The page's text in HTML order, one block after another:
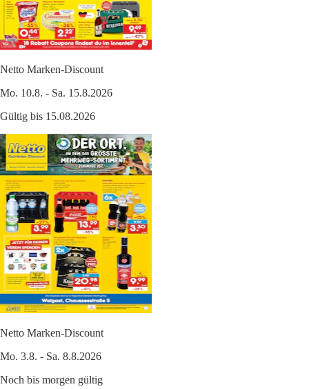
Netto Marken-Discount
Mo. 10.8. - Sa. 15.8.2026
Gültig bis 15.08.2026
Netto Marken-Discount
Mo. 3.8. - Sa. 8.8.2026
Noch bis morgen gültig